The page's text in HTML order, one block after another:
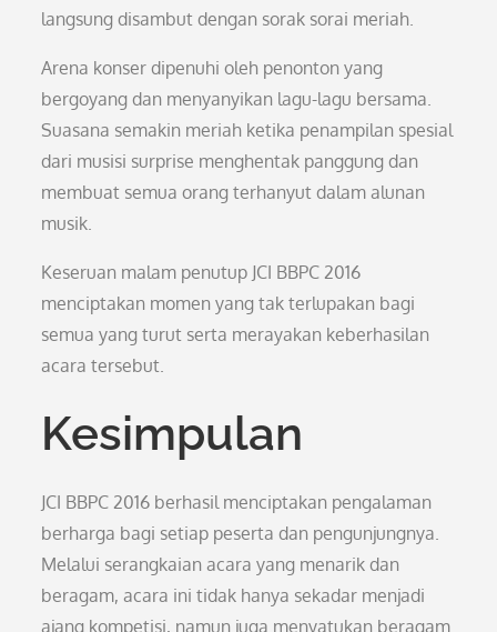
langsung disambut dengan sorak sorai meriah.
Arena konser dipenuhi oleh penonton yang
bergoyang dan menyanyikan lagu-lagu bersama.
Suasana semakin meriah ketika penampilan spesial
dari musisi surprise menghentak panggung dan
membuat semua orang terhanyut dalam alunan
musik.
Keseruan malam penutup JCI BBPC 2016
menciptakan momen yang tak terlupakan bagi
semua yang turut serta merayakan keberhasilan
acara tersebut.
Kesimpulan
JCI BBPC 2016 berhasil menciptakan pengalaman
berharga bagi setiap peserta dan pengunjungnya.
Melalui serangkaian acara yang menarik dan
beragam, acara ini tidak hanya sekadar menjadi
ajang kompetisi, namun juga menyatukan beragam